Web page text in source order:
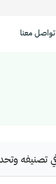
تواصل معنا